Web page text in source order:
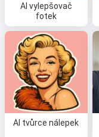
AI vylepšovač
fotek
AI tvůrce nálepek